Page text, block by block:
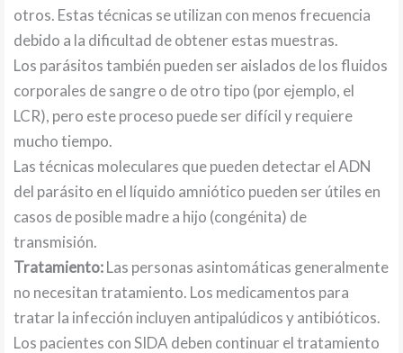
otros. Estas técnicas se utilizan con menos frecuencia
debido a la dificultad de obtener estas muestras.
Los parásitos también pueden ser aislados de los fluidos
corporales de sangre o de otro tipo (por ejemplo, el
LCR), pero este proceso puede ser difícil y requiere
mucho tiempo.
Las técnicas moleculares que pueden detectar el ADN
del parásito en el líquido amniótico pueden ser útiles en
casos de posible madre a hijo (congénita) de
transmisión.
Tratamiento:Las personas asintomáticas generalmente
no necesitan tratamiento. Los medicamentos para
tratar la infección incluyen antipalúdicos y antibióticos.
Los pacientes con SIDA deben continuar el tratamiento